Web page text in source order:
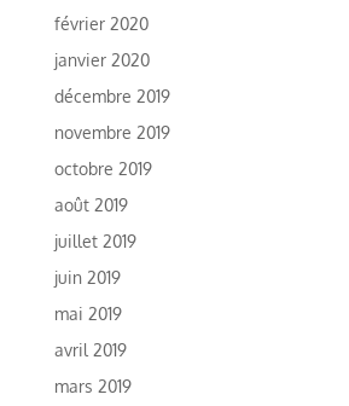
février 2020
janvier 2020
décembre 2019
novembre 2019
octobre 2019
août 2019
juillet 2019
juin 2019
mai 2019
avril 2019
mars 2019